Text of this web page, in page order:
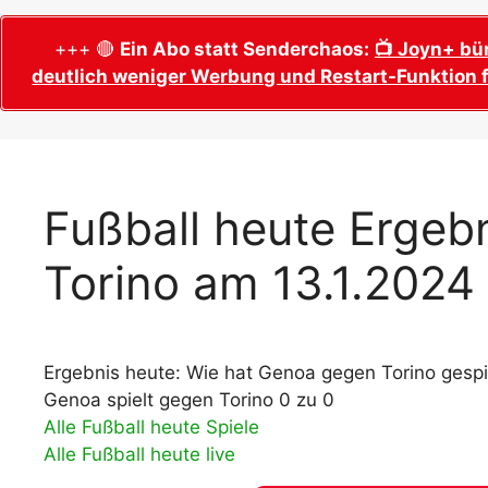
Wer wird Fußball-Weltmeister 2026?
Alle WM 2026 Trainer
Adidas Trionda: offizielle WM 2026
Spielball
WM 2026 Qualifikation in Europa: Tabelle
& Spielplan
WM 2026
Termine,
WM 2026
WM 2026
Spielort
+++ 🔴 Ein Abo statt Senderchaos: 📺 Joyn+
deutlich weniger Werbung und Restart-
Fußball heute
Torino am 13.1.2024
Ergebnis heute: Wie hat Genoa gegen Torino
Genoa spielt gegen Torino 0 zu 0
Alle Fußball heute Spiele
Alle Fußball heute live